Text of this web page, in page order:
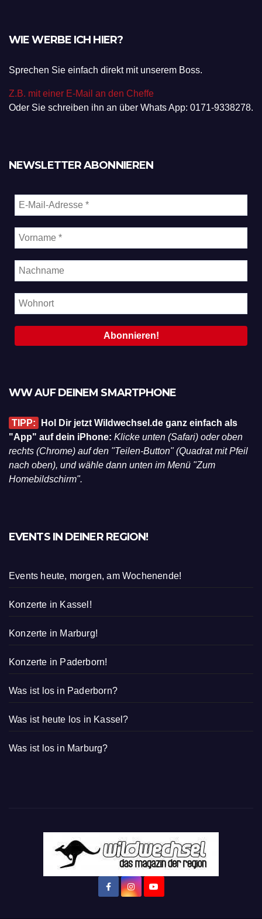
WIE WERBE ICH HIER?
Sprechen Sie einfach direkt mit unserem Boss.
Z.B. mit einer E-Mail an den Cheffe
Oder Sie schreiben ihn an über Whats App: 0171-9338278.
NEWSLETTER ABONNIEREN
WW AUF DEINEM SMARTPHONE
TIPP:
Hol Dir jetzt Wildwechsel.de ganz einfach als
"App" auf dein iPhone: Klicke unten (Safari) oder oben
rechts (Chrome) auf den "Teilen-Button" (Quadrat mit Pfeil
nach oben), und wähle dann unten im Menü "Zum
Homebildschirm".
EVENTS IN DEINER REGION!
Events heute, morgen, am Wochenende!
Konzerte in Kassel!
Konzerte in Marburg!
Konzerte in Paderborn!
Was ist los in Paderborn?
Was ist heute los in Kassel?
Was ist los in Marburg?